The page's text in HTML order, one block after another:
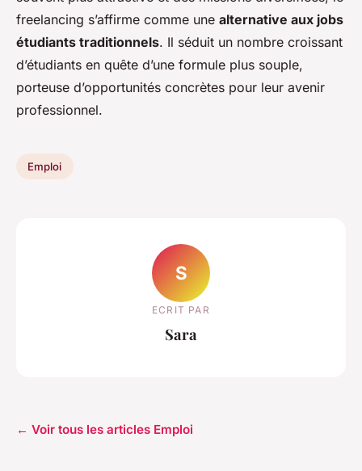
freelancing s’affirme comme une alternative aux jobs
étudiants traditionnels. Il séduit un nombre croissant
d’étudiants en quête d’une formule plus souple,
porteuse d’opportunités concrètes pour leur avenir
professionnel.
Emploi
S
ECRIT PAR
Sara
← Voir tous les articles Emploi